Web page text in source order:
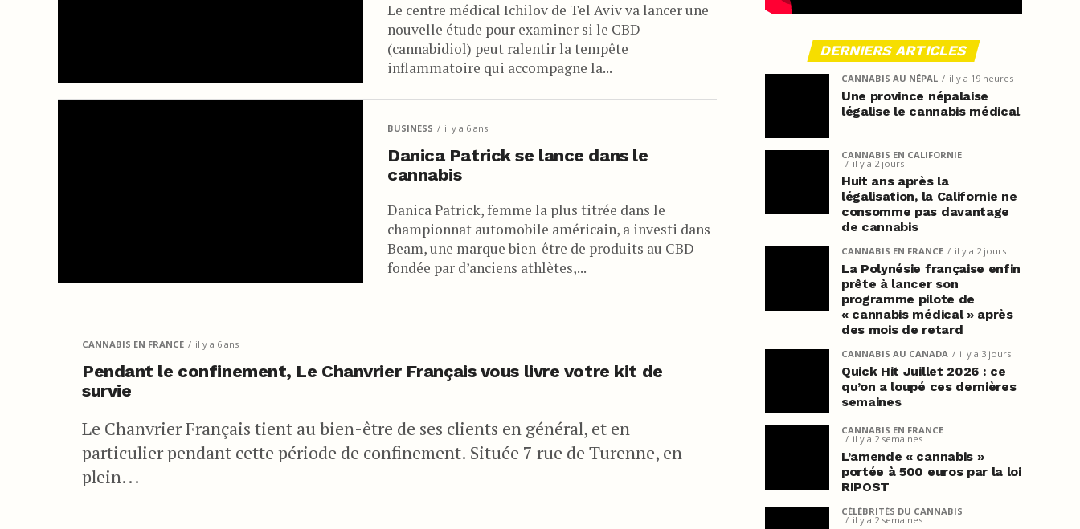
Le centre médical Ichilov de Tel Aviv va lancer une
nouvelle étude pour examiner si le CBD
(cannabidiol) peut ralentir la tempête
inflammatoire qui accompagne la...
BUSINESS il y a 6 ans
Danica Patrick se lance dans le
cannabis
Danica Patrick, femme la plus titrée dans le
championnat automobile américain, a investi dans
Beam, une marque bien-être de produits au CBD
fondée par d’anciens athlètes,...
CANNABIS EN FRANCE il y a 6 ans
Pendant le confinement, Le Chanvrier Français vous livre votre kit de
survie
Le Chanvrier Français tient au bien-être de ses clients en général, et en
particulier pendant cette période de confinement. Située 7 rue de Turenne, en
plein...
DERNIERS ARTICLES
CANNABIS AU NÉPAL il y a 19 heures
Une province népalaise
légalise le cannabis médical
CANNABIS EN CALIFORNIE
il y a 2 jours
Huit ans après la
légalisation, la Californie ne
consomme pas davantage
de cannabis
CANNABIS EN FRANCE il y a 2 jours
La Polynésie française enfin
prête à lancer son
programme pilote de
« cannabis médical » après
des mois de retard
CANNABIS AU CANADA il y a 3 jours
Quick Hit Juillet 2026 : ce
qu’on a loupé ces dernières
semaines
CANNABIS EN FRANCE
il y a 2 semaines
L’amende « cannabis »
portée à 500 euros par la loi
RIPOST
CÉLÉBRITÉS DU CANNABIS
il y a 2 semaines